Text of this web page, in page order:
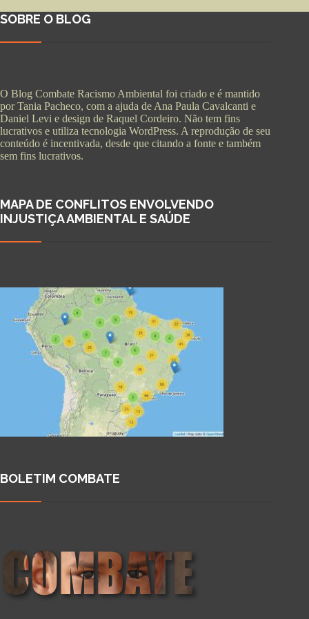
SOBRE O BLOG
O Blog Combate Racismo Ambiental foi criado e é mantido
por Tania Pacheco, com a ajuda de Ana Paula Cavalcanti e
Daniel Levi e design de Raquel Cordeiro. Não tem fins
lucrativos e utiliza tecnologia WordPress. A reprodução de seu
conteúdo é incentivada, desde que citando a fonte e também
sem fins lucrativos.
MAPA DE CONFLITOS ENVOLVENDO
INJUSTIÇA AMBIENTAL E SAÚDE
BOLETIM COMBATE